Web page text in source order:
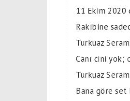
11 Ekim 2020
Rakibine
Turkuaz
Canı cini yok;
Turkuaz
Bana göre set